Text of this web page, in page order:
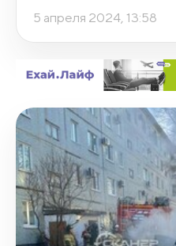
5 апреля 2024, 13:58